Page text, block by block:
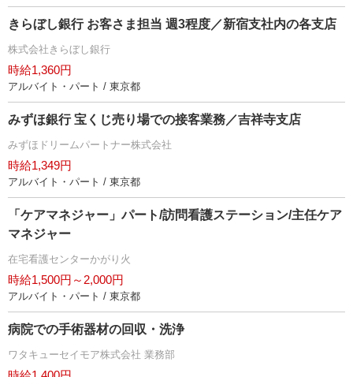
きらぼし銀行 お客さま担当 週3程度／新宿支社内の各支店
株式会社きらぼし銀行
時給1,360円
アルバイト・パート / 東京都
みずほ銀行 宝くじ売り場での接客業務／吉祥寺支店
みずほドリームパートナー株式会社
時給1,349円
アルバイト・パート / 東京都
「ケアマネジャー」パート/訪問看護ステーション/主任ケア
マネジャー
在宅看護センターかがり火
時給1,500円～2,000円
アルバイト・パート / 東京都
病院での手術器材の回収・洗浄
ワタキューセイモア株式会社 業務部